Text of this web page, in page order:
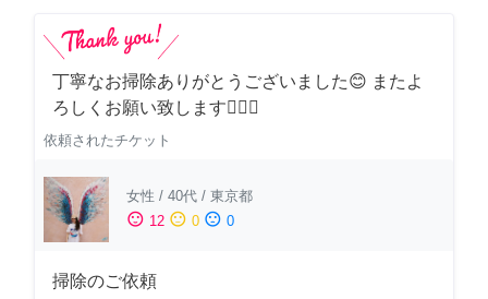
丁寧なお掃除ありがとうございました😊 またよ
ろしくお願い致します🙆‍♀️✨
依頼されたチケット
女性 / 40代 / 東京都
sentiment_satisfied 12 sentiment_neutral 0 sentiment_dissatisfied 0
掃除のご依頼